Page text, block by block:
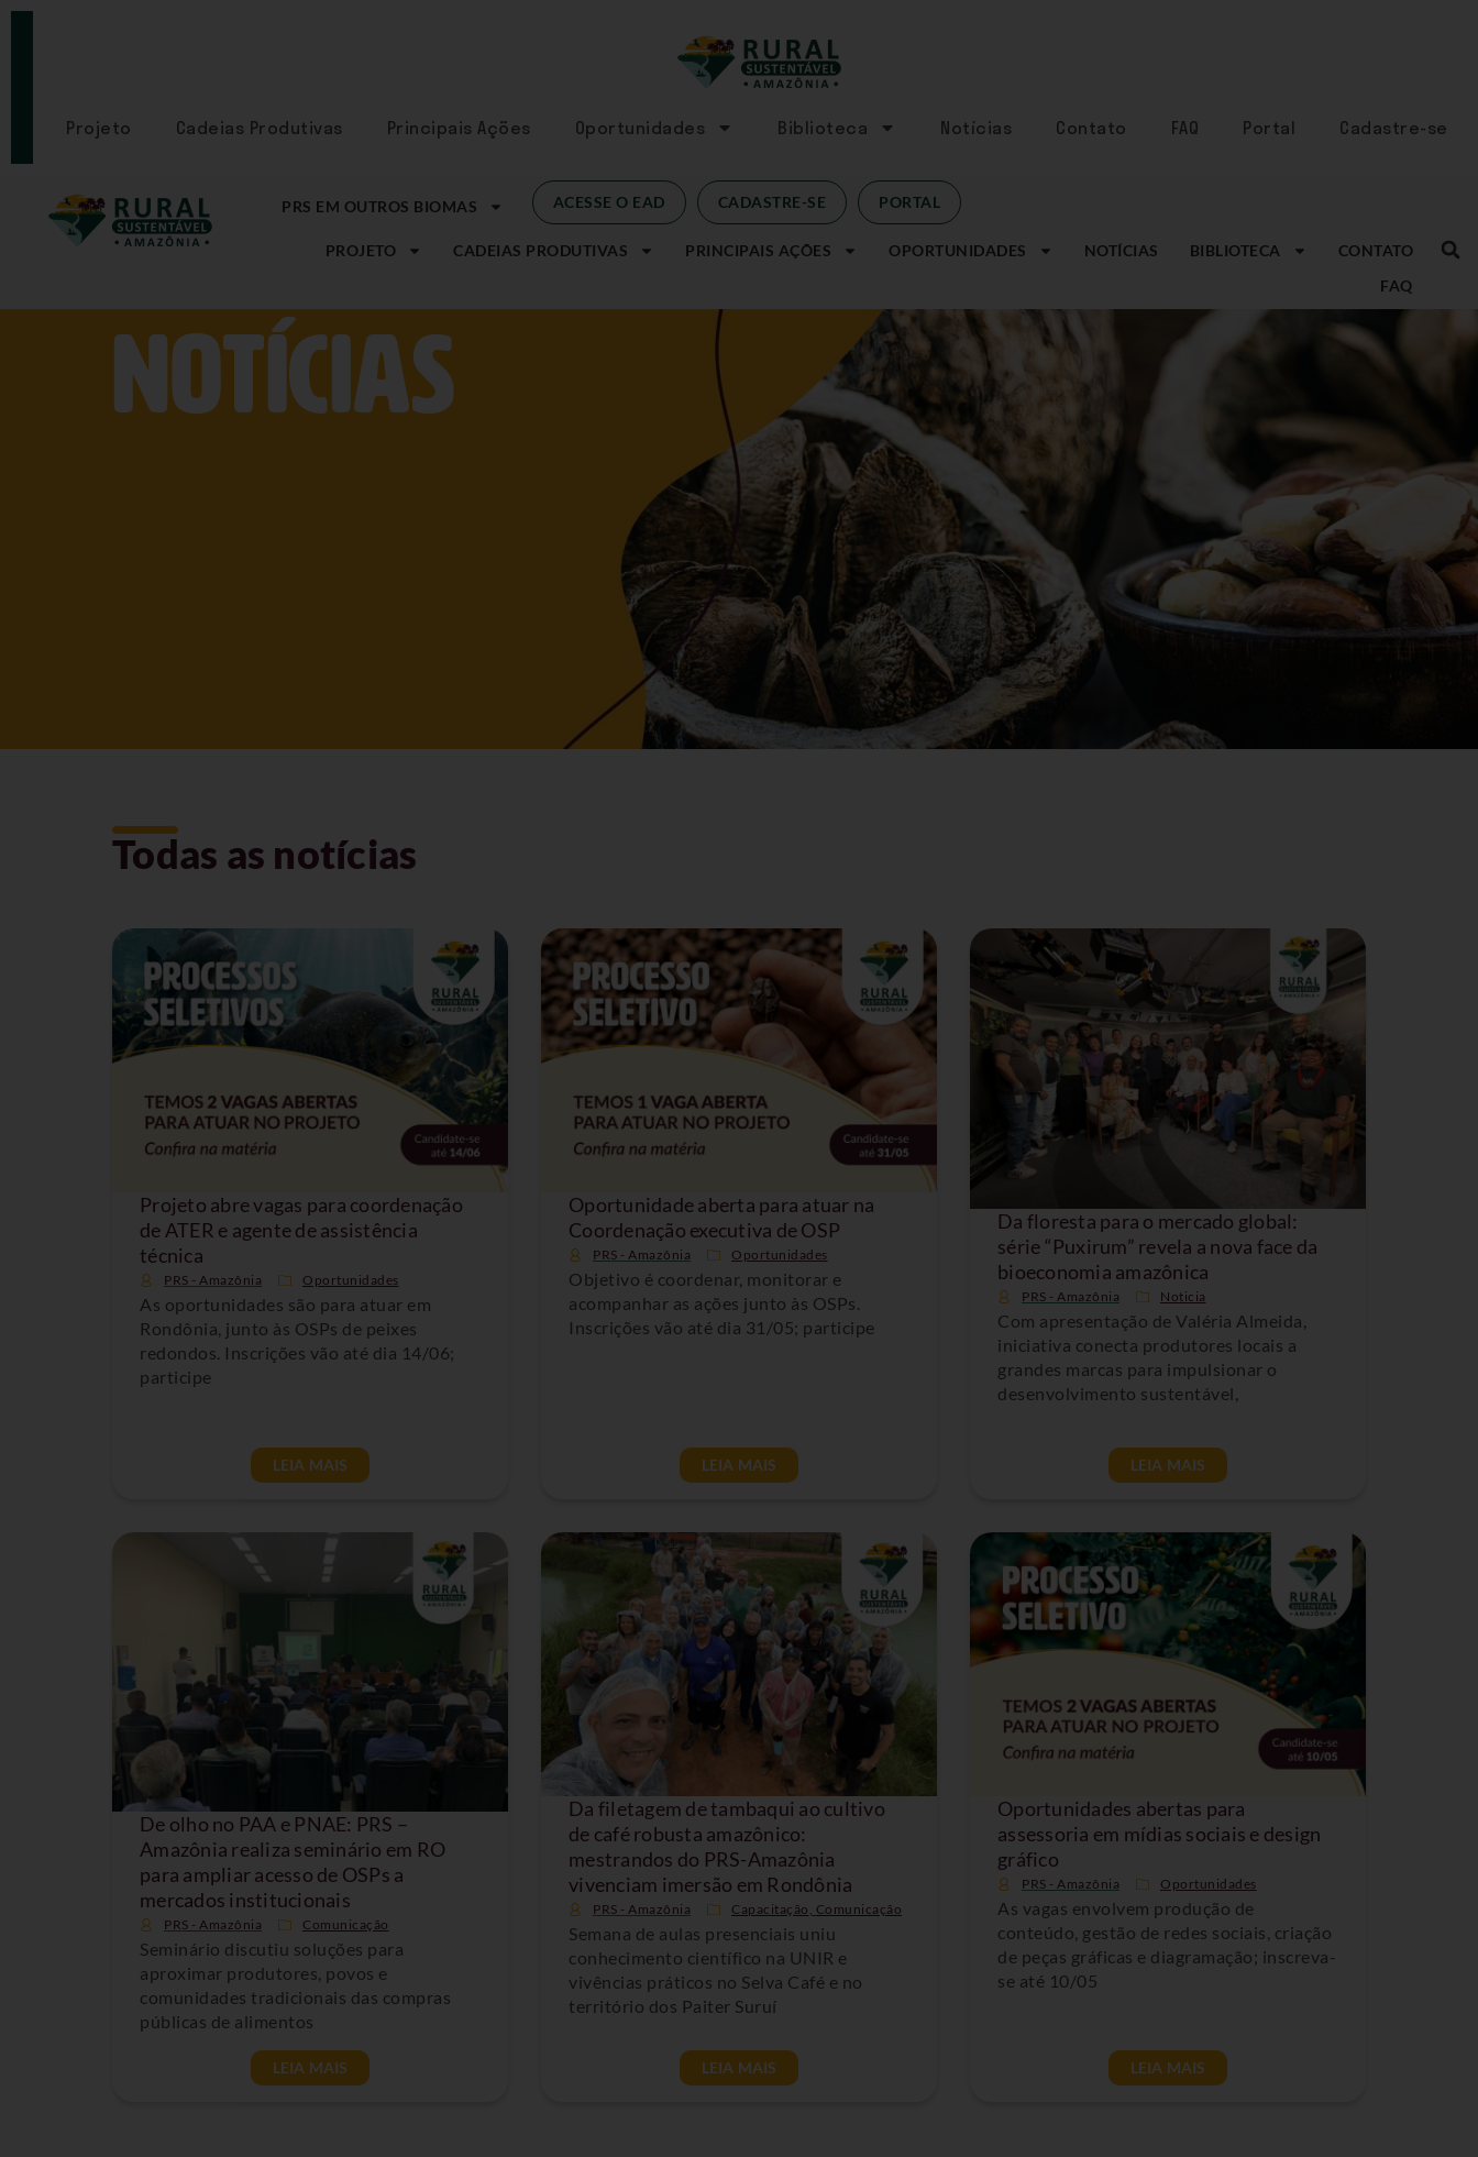
SE
Projeto Cadeias Produtivas Principais Ações Oportunidades Biblioteca Notícias Contato FAQ Portal Cadastre-se
PRS EM OUTROS BIOMAS ACESSE O EAD CADASTRE-SE PORTAL
PROJETO CADEIAS PRODUTIVAS PRINCIPAIS AÇÕES OPORTUNIDADES NOTÍCIAS BIBLIOTECA
CONTATO
FAQ
NOtícias
Todas as notícias
Projeto abre vagas para coordenação
de ATER e agente de assistência
técnica
PRS - Amazônia Oportunidades
As oportunidades são para atuar em
Rondônia, junto às OSPs de peixes
redondos. Inscrições vão até dia 14/06;
participe
LEIA MAIS
Oportunidade aberta para atuar na
Coordenação executiva de OSP
PRS - Amazônia Oportunidades
Objetivo é coordenar, monitorar e
acompanhar as ações junto às OSPs.
Inscrições vão até dia 31/05; participe
LEIA MAIS
Da floresta para o mercado global:
série “Puxirum” revela a nova face da
bioeconomia amazônica
PRS - Amazônia Noticia
Com apresentação de Valéria Almeida,
iniciativa conecta produtores locais a
grandes marcas para impulsionar o
desenvolvimento sustentável,
LEIA MAIS
De olho no PAA e PNAE: PRS –
Amazônia realiza seminário em RO
para ampliar acesso de OSPs a
mercados institucionais
PRS - Amazônia Comunicação
Seminário discutiu soluções para
aproximar produtores, povos e
comunidades tradicionais das compras
públicas de alimentos
LEIA MAIS
Da filetagem de tambaqui ao cultivo
de café robusta amazônico:
mestrandos do PRS-Amazônia
vivenciam imersão em Rondônia
PRS - Amazônia Capacitação Comunicação
Semana de aulas presenciais uniu
conhecimento científico na UNIR e
vivências práticos no Selva Café e no
território dos Paiter Suruí
LEIA MAIS
Oportunidades abertas para
assessoria em mídias sociais e design
gráfico
PRS - Amazônia Oportunidades
As vagas envolvem produção de
conteúdo, gestão de redes sociais, criação
de peças gráficas e diagramação; inscreva-
se até 10/05
LEIA MAIS